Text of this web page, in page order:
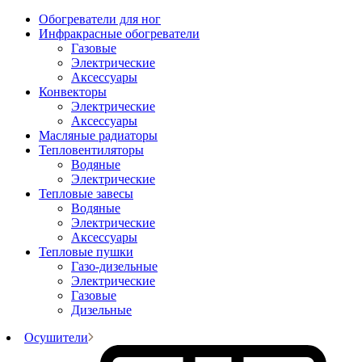
Обогреватели для ног
Инфракрасные обогреватели
Газовые
Электрические
Аксессуары
Конвекторы
Электрические
Аксессуары
Масляные радиаторы
Тепловентиляторы
Водяные
Электрические
Тепловые завесы
Водяные
Электрические
Аксессуары
Тепловые пушки
Газо-дизельные
Электрические
Газовые
Дизельные
Осушители